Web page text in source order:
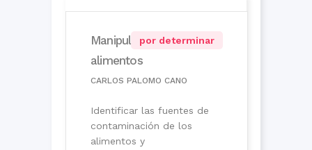
Manipulación de
alimentos
por determinar
CARLOS PALOMO CANO
Identificar las fuentes de
contaminación de los
alimentos y